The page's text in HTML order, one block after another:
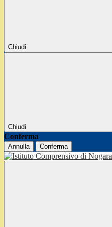
Chiudi
Chiudi
Conferma
Annulla Conferma